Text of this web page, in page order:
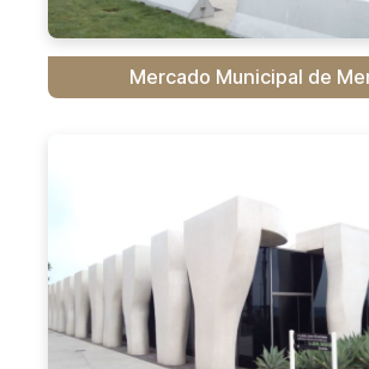
Mercado Municipal de